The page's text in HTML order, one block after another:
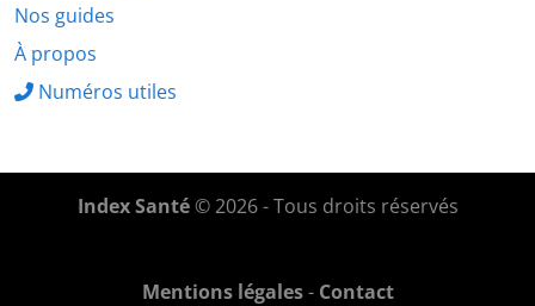
Nos guides
À propos
Numéros utiles
Index Santé© 2026 - Tous droits réservés
Mentions légales- Contact